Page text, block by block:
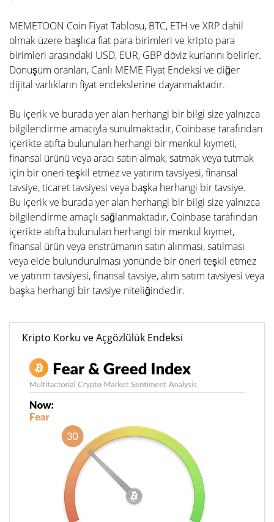
MEMETOON Coin Fiyat Tablosu, BTC, ETH ve XRP dahil
olmak üzere başlıca fiat para birimleri ve kripto para
birimleri arasındaki USD, EUR, GBP döviz kurlarını belirler.
Dönüşüm oranları, Canlı MEME Fiyat Endeksi ve diğer
dijital varlıkların fiyat endekslerine dayanmaktadır.
Bu içerik ve burada yer alan herhangi bir bilgi size yalnızca
bilgilendirme amacıyla sunulmaktadır, Coinbase tarafından
içerikte atıfta bulunulan herhangi bir menkul kıymeti,
finansal ürünü veya aracı satın almak, satmak veya tutmak
için bir öneri teşkil etmez ve yatırım tavsiyesi, finansal
tavsiye, ticaret tavsiyesi veya başka herhangi bir tavsiye.
Bu içerik ve burada yer alan herhangi bir bilgi size yalnızca
bilgilendirme amaçlı sağlanmaktadır, Coinbase tarafından
içerikte atıfta bulunulan herhangi bir menkul kıymet,
finansal ürün veya enstrümanın satın alınması, satılması
veya elde bulundurulması yönünde bir öneri teşkil etmez
ve yatırım tavsiyesi, finansal tavsiye, alım satım tavsiyesi veya
başka herhangi bir tavsiye niteliğindedir.
Kripto Korku ve Açgözlülük Endeksi